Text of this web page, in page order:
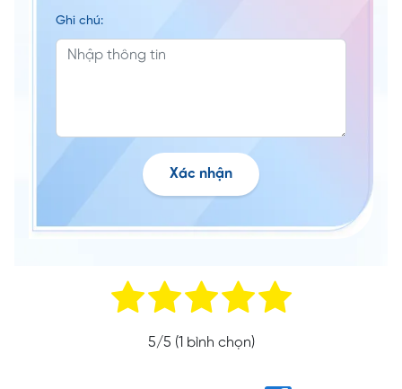
Ghi chú:
Xác nhận
5/5 (1 bình chọn)